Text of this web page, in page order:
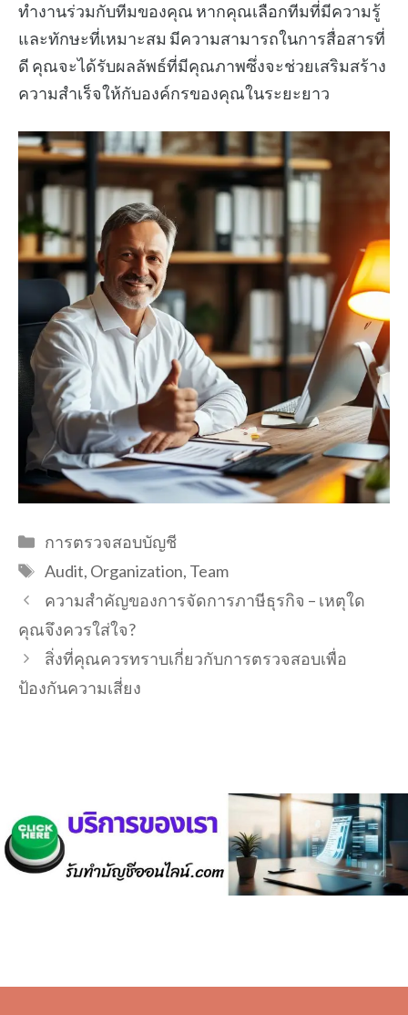
ทำงานร่วมกับทีมของคุณ หากคุณเลือกทีมที่มีความรู้
และทักษะที่เหมาะสม มีความสามารถในการสื่อสารที่
ดี คุณจะได้รับผลลัพธ์ที่มีคุณภาพซึ่งจะช่วยเสริมสร้าง
ความสำเร็จให้กับองค์กรของคุณในระยะยาว
Categories
การตรวจสอบบัญชี
Tags
Audit, Organization, Team
ความสำคัญของการจัดการภาษีธุรกิจ – เหตุใด
คุณจึงควรใส่ใจ?
สิ่งที่คุณควรทราบเกี่ยวกับการตรวจสอบเพื่อ
ป้องกันความเสี่ยง